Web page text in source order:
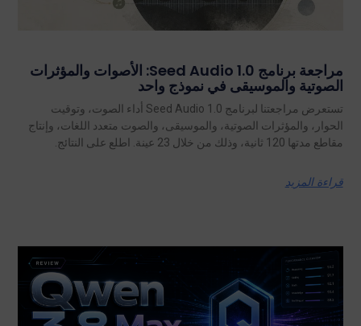
مراجعة برنامج Seed Audio 1.0: الأصوات والمؤثرات
الصوتية والموسيقى في نموذج واحد
تستعرض مراجعتنا لبرنامج Seed Audio 1.0 أداء الصوت، وتوقيت
الحوار، والمؤثرات الصوتية، والموسيقى، والصوت متعدد اللغات، وإنتاج
مقاطع مدتها 120 ثانية، وذلك من خلال 23 عينة. اطلع على النتائج.
قراءة المزيد